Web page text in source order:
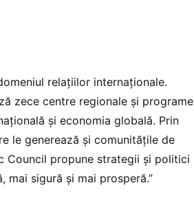
relațiilor internaționale.
zece centre regionale și programe
și economia globală. Prin
le generează și comunitățile de
Council propune strategii și politici
mai sigură și mai prosperă.”